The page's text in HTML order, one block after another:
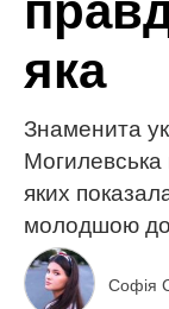
яка
Знаменита
яких
молодшою
Софія